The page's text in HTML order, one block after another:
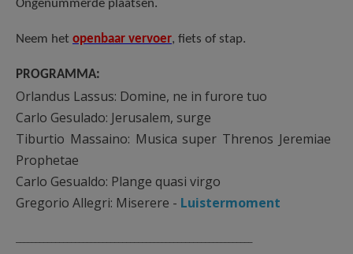
Ongenummerde plaatsen.
Neem het openbaar vervoer, fiets of stap.
PROGRAMMA:
Orlandus Lassus: Domine, ne in furore tuo
Carlo Gesulado: Jerusalem, surge
Tiburtio Massaino: Musica super Threnos Jeremiae
Prophetae
Carlo Gesualdo: Plange quasi virgo
Gregorio Allegri: Miserere - Luistermoment